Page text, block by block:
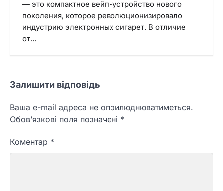
— это компактное вейп-устройство нового
поколения, которое революционизировало
индустрию электронных сигарет. В отличие
от…
Залишити відповідь
Ваша e-mail адреса не оприлюднюватиметься.
Обов’язкові поля позначені *
Коментар *